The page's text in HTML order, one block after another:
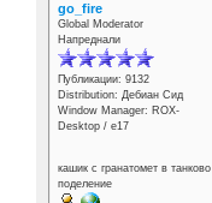
go_fire
Global Moderator
Напреднали
Публикации: 9132
Distribution: Дебиан Сид
Window Manager: ROX-
Desktop / е17
кашик с гранатомет в танково
поделение